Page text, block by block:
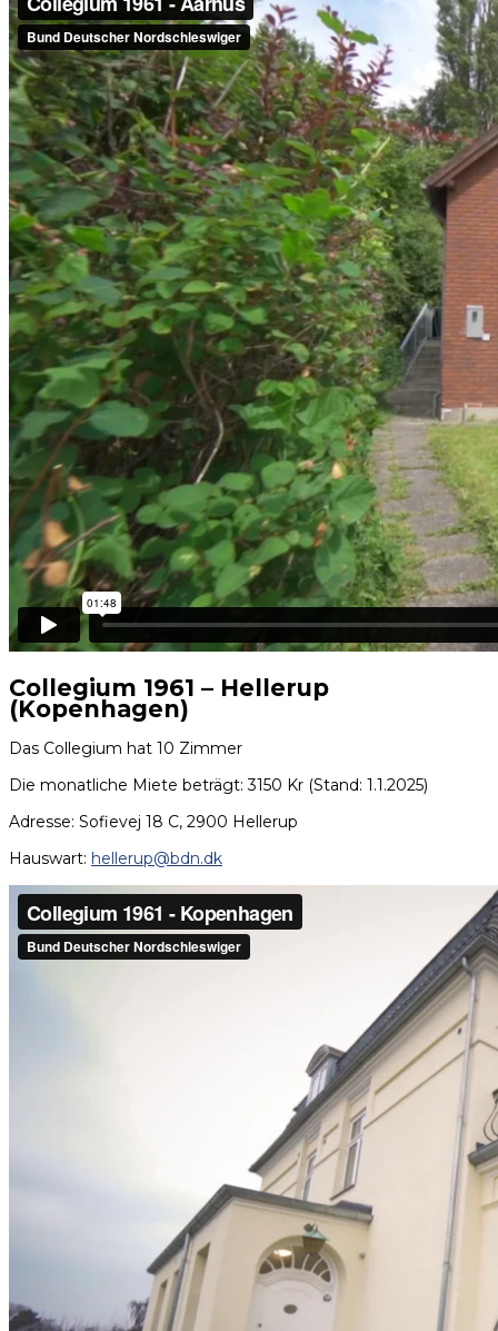
Collegium 1961 – Hellerup
(Kopenhagen)
Das Collegium hat 10 Zimmer
Die monatliche Miete beträgt: 3150 Kr (Stand: 1.1.2025)
Adresse: Sofievej 18 C, 2900 Hellerup
Hauswart: hellerup@bdn.dk